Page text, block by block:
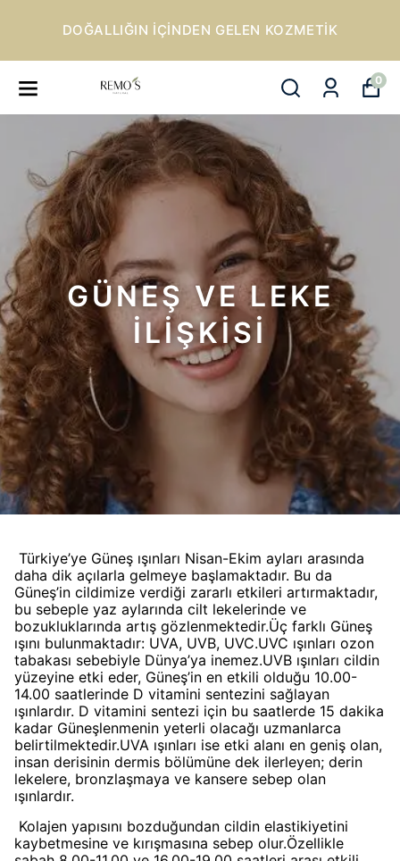
DOĞALLIĞIN IÇINDEN GELEN KOZMETIK
0
GÜNEŞ VE LEKE
İLİŞKİSİ
Türkiye’ye Güneş ışınları Nisan-Ekim ayları arasında
daha dik açılarla gelmeye başlamaktadır. Bu da
Güneş’in cildimize verdiği zararlı etkileri artırmaktadır,
bu sebeple yaz aylarında cilt lekelerinde ve
bozukluklarında artış gözlenmektedir.Üç farklı Güneş
ışını bulunmaktadır: UVA, UVB, UVC.UVC ışınları ozon
tabakası sebebiyle Dünya’ya inemez.UVB ışınları cildin
yüzeyine etki eder, Güneş’in en etkili olduğu 10.00-
14.00 saatlerinde D vitamini sentezini sağlayan
ışınlardır. D vitamini sentezi için bu saatlerde 15 dakika
kadar Güneşlenmenin yeterli olacağı uzmanlarca
belirtilmektedir.UVA ışınları ise etki alanı en geniş olan,
insan derisinin dermis bölümüne dek ilerleyen; derin
lekelere, bronzlaşmaya ve kansere sebep olan
ışınlardır.
Kolajen yapısını bozduğundan cildin elastikiyetini
kaybetmesine ve kırışmasına sebep olur.Özellikle